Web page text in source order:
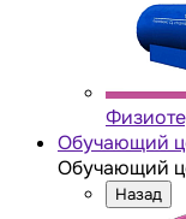
Обучающий
Обучающий
Назад